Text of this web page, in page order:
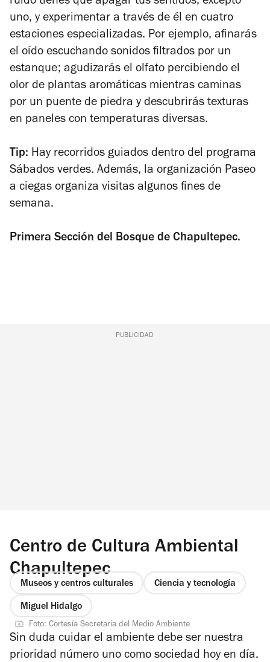
uno, y experimentar a través de él en cuatro
estaciones especializadas. Por ejemplo, afinarás
el oído escuchando sonidos filtrados por un
estanque; agudizarás el olfato percibiendo el
olor de plantas aromáticas mientras caminas
por un puente de piedra y descubrirás texturas
en paneles con temperaturas diversas.
Tip: Hay recorridos guiados dentro del programa
Sábados verdes. Además, la organización Paseo
a ciegas organiza visitas algunos fines de
semana.
Primera Sección del Bosque de Chapultepec.
PUBLICIDAD
Centro de Cultura Ambiental
Chapultepec
Museos y centros culturales Ciencia y tecnología
Miguel Hidalgo
Foto: Cortesía Secretaria del Medio Ambiente
Sin duda cuidar el ambiente debe ser nuestra
prioridad número uno como sociedad hoy en día.